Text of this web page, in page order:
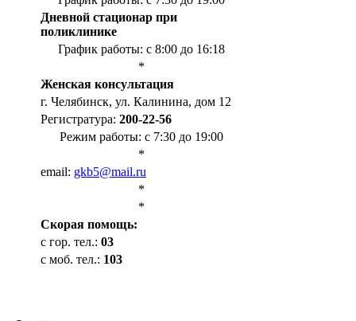
Дневной стационар при
поликлинике
График работы: с 8:00 до 16:18
*
Женская консультация
г. Челябинск, ул. Калинина, дом 12
Регистратура: 200-22-56
Режим работы: с 7:30 до 19:00
*
email: gkb5@mail.ru
*
*
Cкорая помощь:
с гор. тел.: 03
с моб. тел.: 103